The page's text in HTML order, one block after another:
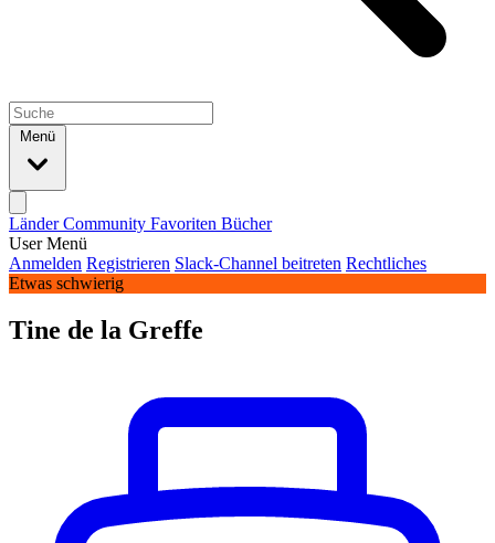
Menü
LänderCommunity Favoriten Bücher
User Menü
Anmelden Registrieren Slack-Channel beitreten Rechtliches
Etwas schwierig
Tine de la Greffe